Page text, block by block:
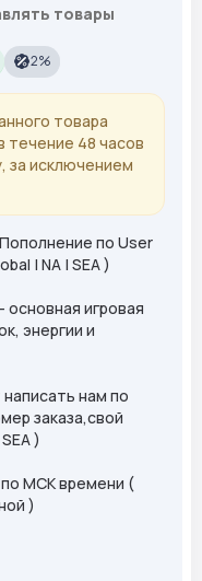
товары
2%
товара
течение 48 часов
за исключением
по User
| NA | SEA )
игровая
энергии и
нам по
заказа,свой
)
по МСК времени (
)